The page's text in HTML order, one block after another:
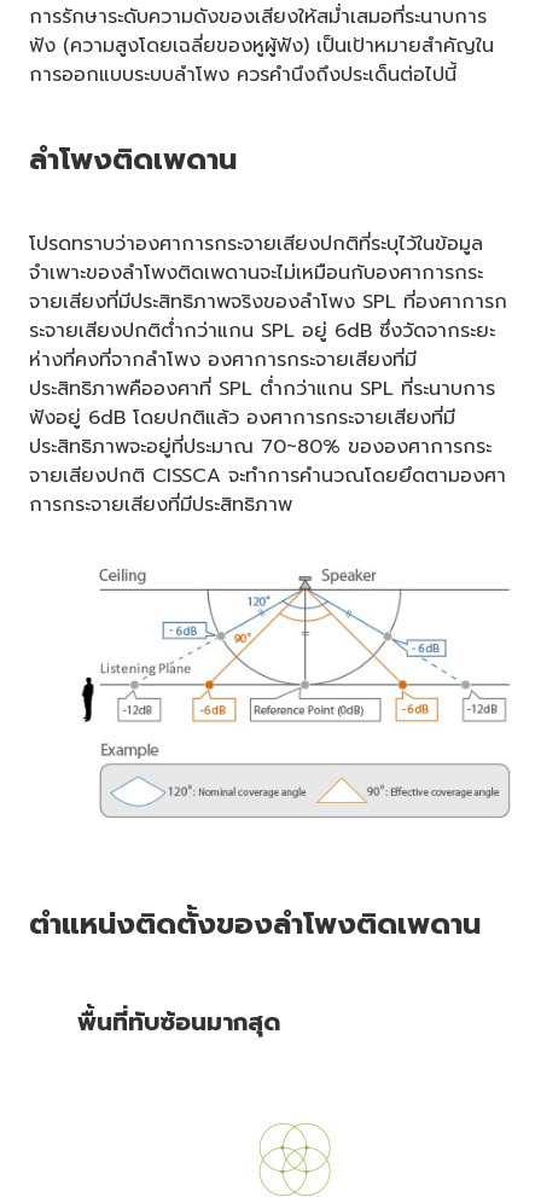
การรักษาระดับความดังของเสียงให้สม่ำเสมอที่ระนาบการ
ฟัง (ความสูงโดยเฉลี่ยของหูผู้ฟัง) เป็นเป้าหมายสำคัญใน
การออกแบบระบบลำโพง ควรคำนึงถึงประเด็นต่อไปนี้
ลำโพงติดเพดาน
โปรดทราบว่าองศาการกระจายเสียงปกติที่ระบุไว้ในข้อมูล
จำเพาะของลำโพงติดเพดานจะไม่เหมือนกับองศาการกระ
จายเสียงที่มีประสิทธิภาพจริงของลำโพง SPL ที่องศาการก
ระจายเสียงปกติต่ำกว่าแกน SPL อยู่ 6dB ซึ่งวัดจากระยะ
ห่างที่คงที่จากลำโพง องศาการกระจายเสียงที่มี
ประสิทธิภาพคือองศาที่ SPL ต่ำกว่าแกน SPL ที่ระนาบการ
ฟังอยู่ 6dB โดยปกติแล้ว องศาการกระจายเสียงที่มี
ประสิทธิภาพจะอยู่ที่ประมาณ 70~80% ขององศาการกระ
จายเสียงปกติ CISSCA จะทำการคำนวณโดยยึดตามองศา
การกระจายเสียงที่มีประสิทธิภาพ
ตำแหน่งติดตั้งของลำโพงติดเพดาน
พื้นที่ทับซ้อนมากสุด